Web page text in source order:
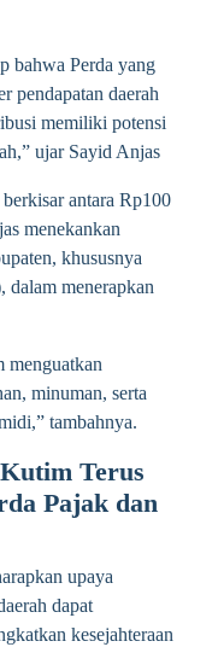
bahwa Perda yang
pendapatan daerah
memiliki potensi
ujar Sayid Anjas
antara Rp100
menekankan
khususnya
dalam menerapkan
menguatkan
minuman, serta
tambahnya.
Terus
Pajak dan
upaya
dapat
kesejahteraan